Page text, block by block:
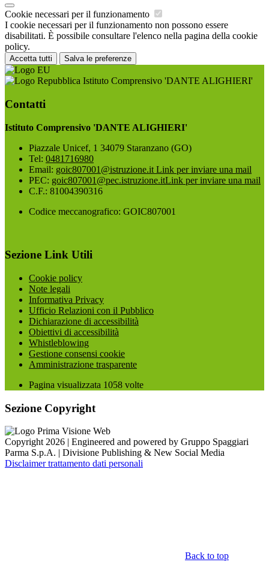
Cookie necessari per il funzionamento
I cookie necessari per il funzionamento non possono essere
disabilitati. È possibile consultare l'elenco nella pagina della cookie
policy.
Accetta tutti Salva le preferenze
Istituto Comprensivo 'DANTE ALIGHIERI'
Contatti
Istituto Comprensivo 'DANTE ALIGHIERI'
Piazzale Unicef, 1 34079 Staranzano (GO)
Tel: 0481716980
Email: goic807001@istruzione.it Link per inviare una mail
PEC: goic807001@pec.istruzione.itLink per inviare una mail
C.F.: 81004390316
Codice meccanografico: GOIC807001
Sezione Link Utili
Cookie policy
Note legali
Informativa Privacy
Ufficio Relazioni con il Pubblico
Dichiarazione di accessibilità
Obiettivi di accessibilità
Whistleblowing
Gestione consensi cookie
Amministrazione trasparente
Pagina visualizzata 1058 volte
Sezione Copyright
Copyright 2026 | Engineered and powered by Gruppo Spaggiari
Parma S.p.A. | Divisione Publishing & New Social Media
Disclaimer trattamento dati personali
Back to top